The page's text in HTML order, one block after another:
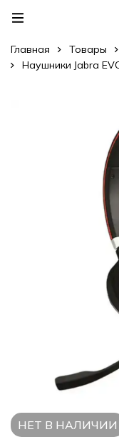
Главная Товары
Наушники Jabra
НЕТ В НАЛИЧИИ